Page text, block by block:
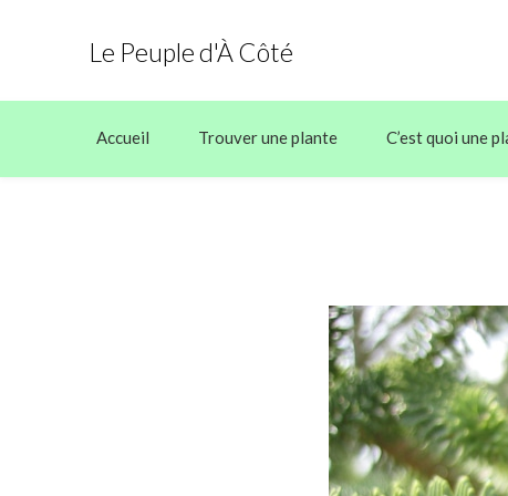
Le Peuple d'À Côté
Accueil Trouver une plante C’est quoi une